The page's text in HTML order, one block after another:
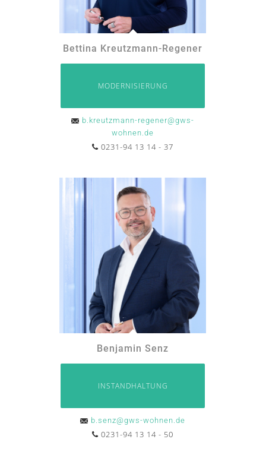
Bettina Kreutzmann-Regener
MODERNISIERUNG
b.kreutzmann-regener@gws-
wohnen.de
0231-94 13 14 - 37
Benjamin Senz
INSTANDHALTUNG
b.senz@gws-wohnen.de
0231-94 13 14 - 50